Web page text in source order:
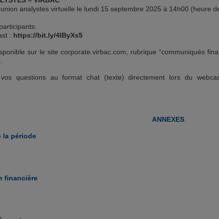
analystes virtuelle le lundi 15 septembre 2025 à 14h00 (heure
: https://bit.ly/4lByXs5
sur le site corporate.virbac.com, rubrique “communiqués
questions au format chat (texte) directement lors du
ANNEXES
la période
financière